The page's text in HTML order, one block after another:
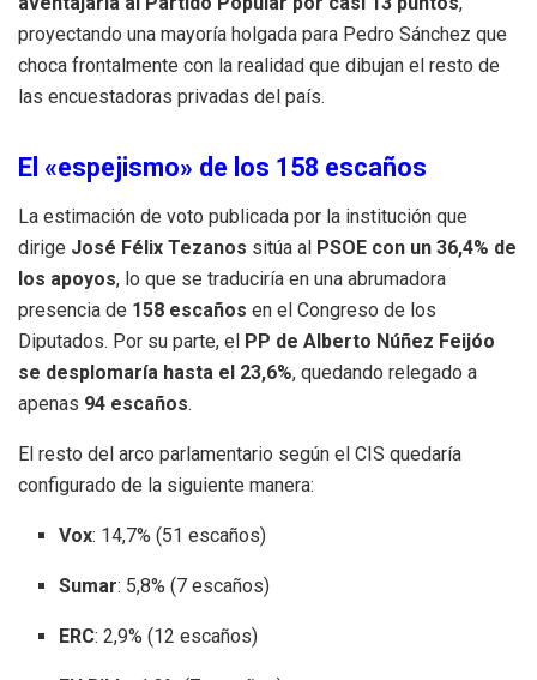
proyectando una mayoría holgada para Pedro Sánchez que
choca frontalmente con la realidad que dibujan el resto de
las encuestadoras privadas del país.
El «espejismo» de los 158 escaños
La estimación de voto publicada por la institución que
dirige José Félix Tezanos sitúa al PSOE con un 36,4% de
los apoyos, lo que se traduciría en una abrumadora
presencia de 158 escaños en el Congreso de los
Diputados. Por su parte, el PP de Alberto Núñez Feijóo
se desplomaría hasta el 23,6%, quedando relegado a
apenas 94 escaños.
El resto del arco parlamentario según el CIS quedaría
configurado de la siguiente manera:
Vox: 14,7% (51 escaños)
Sumar: 5,8% (7 escaños)
ERC: 2,9% (12 escaños)